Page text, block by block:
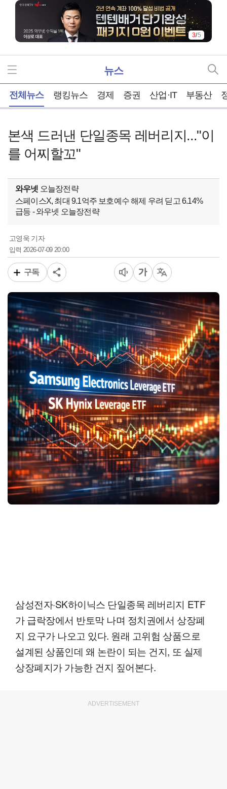
3/5
뉴스
전체뉴스 랭킹뉴스 경제 증권 산업·IT 부동산
본색 드러낸 단일종목 레버리지..."이
를 어찌할꼬"
와우넷 오늘장전략
스페이스X, 최대 9.1억주 보호예수 해제 우려 딛고 6.14%
급등 - 와우넷 오늘장전략
고영욱 기자
입력2026-07-09 20:00
구독
삼성전자·SK하이닉스 단일종목 레버리지 ETF
가 급락장에서 반토막 나며 정치권에서 상장폐
지 요구가 나오고 있다. 원래 고위험 상품으로
설계된 상품인데 왜 논란이 되는 건지, 또 실제
상장폐지가 가능한 건지 짚어본다.
ADVERTISEMENT